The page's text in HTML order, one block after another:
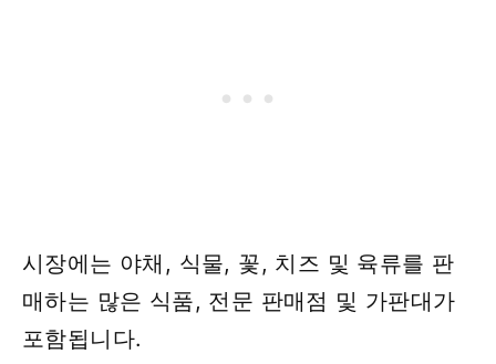
시장에는 야채, 식물, 꽃, 치즈 및 육류를 판
매하는 많은 식품, 전문 판매점 및 가판대가
포함됩니다.